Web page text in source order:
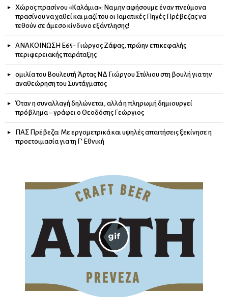
Χώρος πρασίνου «Καλάμια»: Να μην αφήσουμε έναν πνεύμονα
πρασίνου να χαθεί και μαζί του οι Ιαματικές Πηγές Πρέβεζας να
τεθούν σε άμεσο κίνδυνο εξάντλησης!
ΑΝΑΚΟΙΝΩΣΗ Ε65- Γιώργος Ζάψας, πρώην επικεφαλής
περιφερειακής παράταξης
ομιλία του Βουλευτή Άρτας ΝΔ Γιώργου Στύλιου στη βουλή για την
αναθεώρηση του Συντάγματος
Όταν η συναλλαγή δηλώνεται, αλλά η πληρωμή δημιουργεί
πρόβλημα – γράφει ο Θεοδόσης Γεώργιος
ΠΑΣ Πρέβεζα: Με εργομετρικά και υψηλές απαιτήσεις ξεκίνησε η
προετοιμασία για τη Γ’ Εθνική